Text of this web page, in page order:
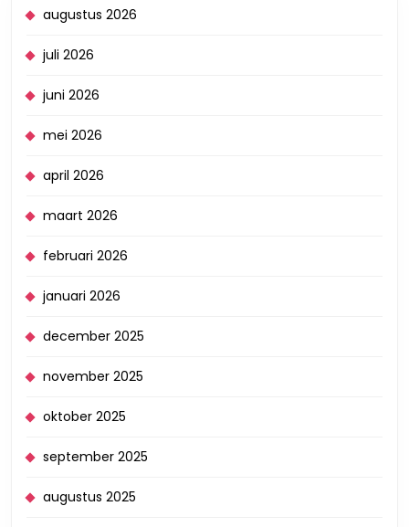
augustus 2026
juli 2026
juni 2026
mei 2026
april 2026
maart 2026
februari 2026
januari 2026
december 2025
november 2025
oktober 2025
september 2025
augustus 2025